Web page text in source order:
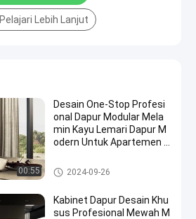
Pelajari Lebih Lanjut
00:55
Desain One-Stop Profesi
onal Dapur Modular Mela
min Kayu Lemari Dapur M
odern Untuk Apartemen V
Kabinet Dapur Melamin
2024-09-26
Kabinet Dapur Desain Khu
sus Profesional Mewah M